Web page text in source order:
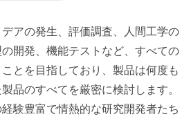
アの発生、評価調査、人間工学の
開発、機能テストなど、すべての
とを目指しており、製品は何度も
品のすべてを厳密に検討します。
験豊富で情熱的な研究開発者たち